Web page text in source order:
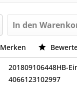
In den
Merken
201809106448HB-
4066123102997